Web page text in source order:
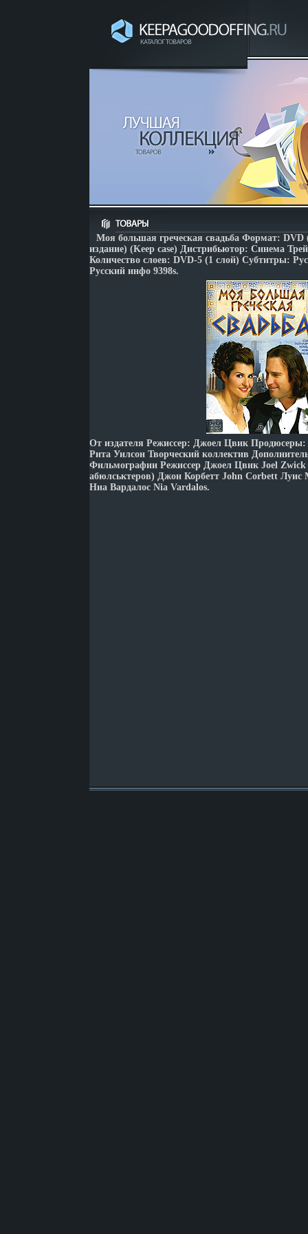
Моя большая греческая свадьба Формат:
издание) (Keep case) Дистрибьютор: Синема
Количество слоев: DVD-5 (1 слой) Субтитры:
Русский инфо 9398s.
От издателя Режиссер: Джоел Цвик
Рита Уилсон Творческий коллектив
Фильмографии Режиссер Джоел Цвик Joel Zwick
абюлськтеров) Джон Корбетт John Corbett
Ниа Вардалос Nia Vardalos.